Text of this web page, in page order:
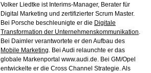
Volker Liedtke ist Interims-Manager, Berater für
Digital Marketing und zertifizierter Scrum Master.
Bei Porsche beschleunigte er die Digitale
Transformation der Unternehmenskommunikation.
Bei Daimler verantwortete er den Aufbau des
Mobile Marketing. Bei Audi relaunchte er das
globale Markenportal www.audi.de. Bei GM/Opel
entwickelte er die Cross Channel Strategie. Als